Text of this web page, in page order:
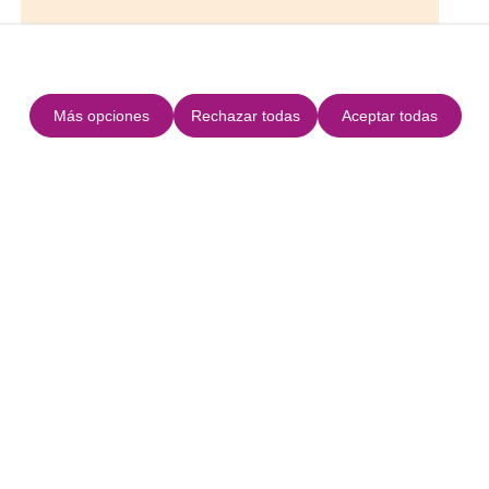
E-mail
Más opciones Rechazar todas Aceptar todas